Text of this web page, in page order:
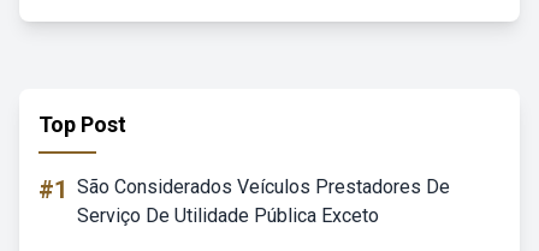
Top Post
#1 São Considerados Veículos Prestadores De
Serviço De Utilidade Pública Exceto